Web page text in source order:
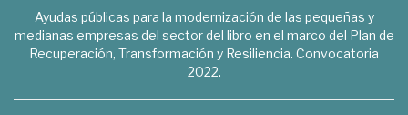
Ayudas públicas para la modernización de las pequeñas y
medianas empresas del sector del libro en el marco del Plan de
Recuperación, Transformación y Resiliencia. Convocatoria
2022.